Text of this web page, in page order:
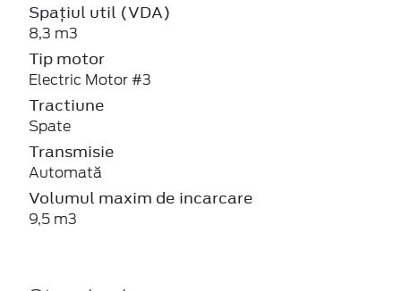
Spațiul util (VDA)
8,3 m3
Tip motor
Electric Motor #3
Tractiune
Spate
Transmisie
Automată
Volumul maxim de incarcare
9,5 m3